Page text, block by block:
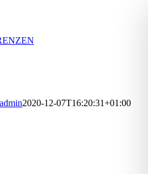
2020-12-07T16:20:31+01:00